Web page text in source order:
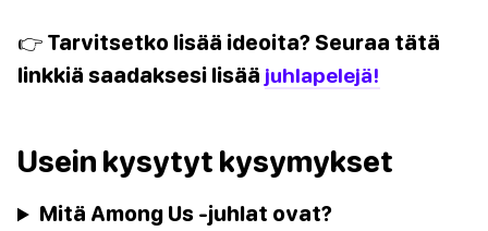
👉 Tarvitsetko lisää ideoita? Seuraa tätä
linkkiä saadaksesi lisää juhlapelejä!
Usein kysytyt kysymykset
Mitä Among Us -juhlat ovat?